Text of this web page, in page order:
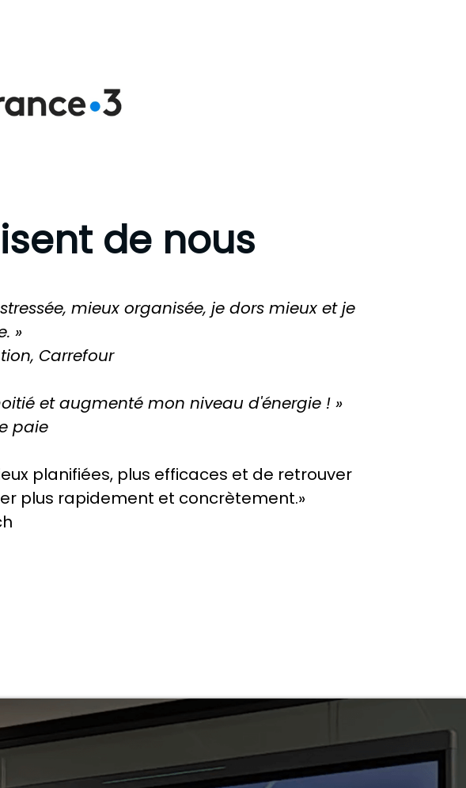
de nous
mieux organisée, je dors mieux et je
»
Carrefour
et augmenté mon niveau d'énergie ! »
paie
planifiées, plus efficaces et de retrouver
plus rapidement et concrètement.»